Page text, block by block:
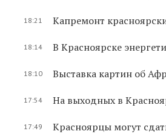
18:21 Капремонт
18:14 В Красноярске
18:10 Выставка картин об
17:54 На выходных в
17:49 Красноярцы могут